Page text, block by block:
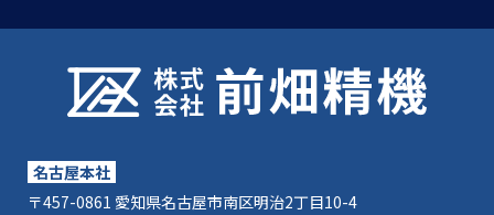
名古屋本社
〒457-0861 愛知県名古屋市南区明治2丁目10-4